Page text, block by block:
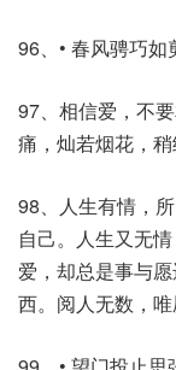
96、• 春风骋巧如
97、相信爱，不
痛，灿若烟花，
98、人生有情，
自己。人生又无
爱，却总是事与
西。阅人无数，唯